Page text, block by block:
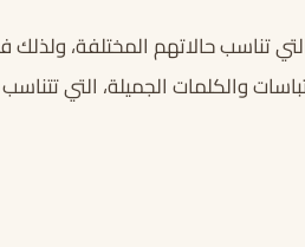
تناسب حالاتهم المختلفة،
والكلمات الجميلة، التي